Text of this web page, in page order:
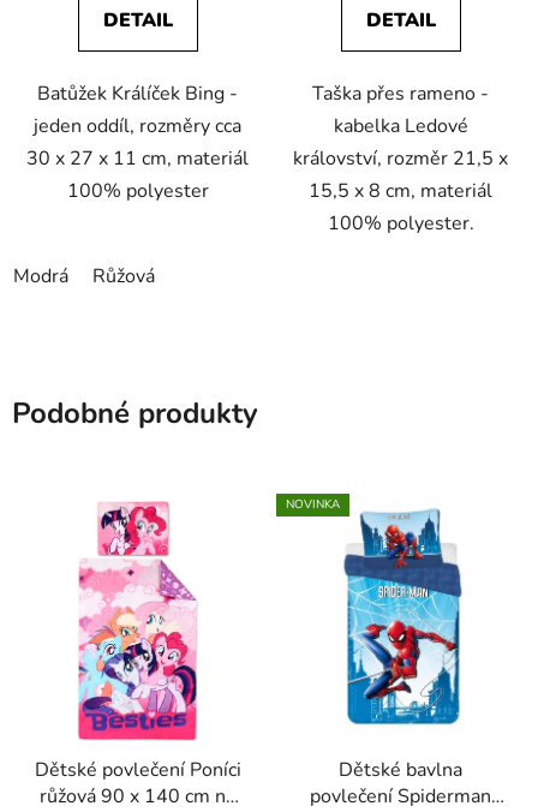
DETAIL
Batůžek Králíček Bing -
jeden oddíl, rozměry cca
30 x 27 x 11 cm, materiál
100% polyester
Modrá Růžová
DETAIL
Taška přes rameno -
kabelka Ledové
království, rozměr 21,5 x
15,5 x 8 cm, materiál
100% polyester.
Podobné produkty
Dětské povlečení Poníci
růžová 90 x 140 cm na
NOVINKA
Dětské bavlna
povlečení Spiderman